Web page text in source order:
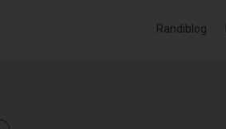
Randiblog